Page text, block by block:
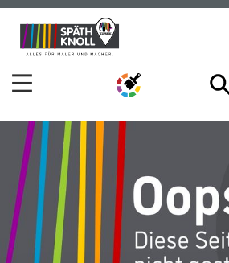
Zum
Inhalt
Zum
Navigationsmenü